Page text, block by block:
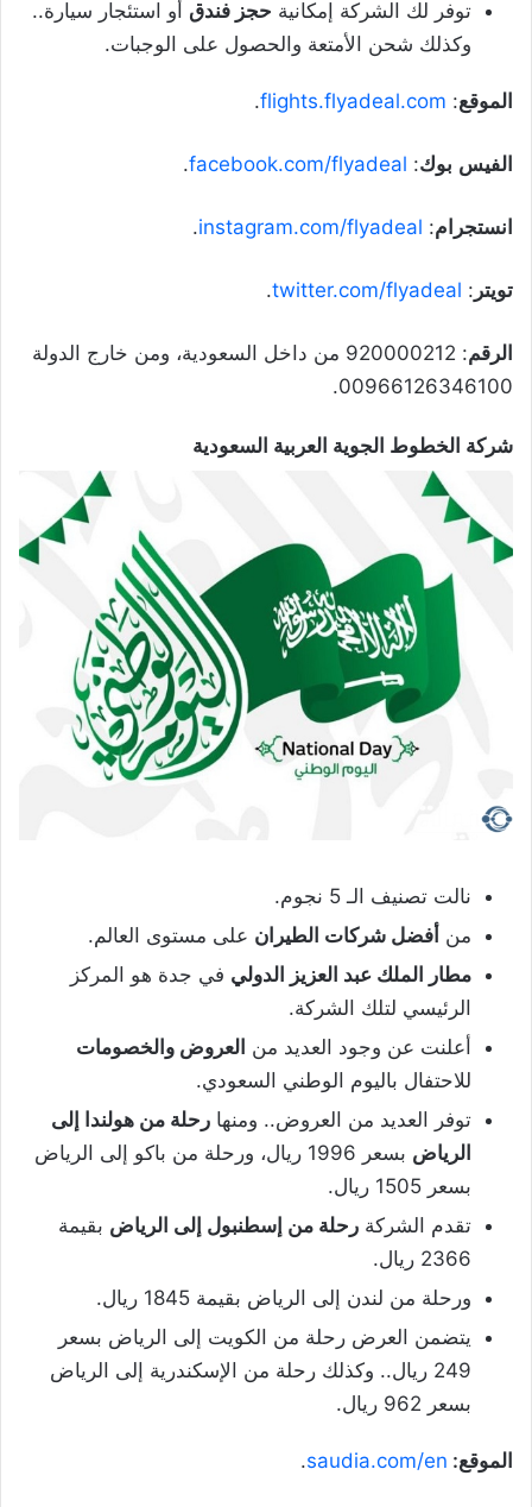
توفر لك الشركة إمكانية حجز فندق أو استئجار سيارة..
وكذلك شحن الأمتعة والحصول على الوجبات.
الموقع:
flights.flyadeal.com
.
الفيس بوك:
facebook.com/flyadeal
.
انستجرام:
instagram.com/flyadeal
.
تويتر :
twitter.com/flyadeal
.
الرقم
: 920000212 من داخل السعودية، ومن خارج الدولة
00966126346100.
شركة الخطوط الجوية العربية السعودية
نالت تصنيف الـ 5 نجوم.
من أفضل شركات الطيران على مستوى العالم.
مطار الملك عبد العزيز الدولي في جدة هو المركز
الرئيسي لتلك الشركة.
أعلنت عن وجود العديد من العروض والخصومات
للاحتفال باليوم الوطني السعودي.
توفر العديد من العروض.. ومنها رحلة من هولندا إلى
الرياض
بسعر 1996 ريال، ورحلة من باكو إلى الرياض
بسعر 1505 ريال.
تقدم الشركة رحلة من إسطنبول إلى الرياض بقيمة
2366 ريال.
ورحلة من لندن إلى الرياض بقيمة 1845 ريال.
يتضمن العرض رحلة من الكويت إلى الرياض بسعر
249 ريال.. وكذلك رحلة من الإسكندرية إلى الرياض
بسعر 962 ريال.
الموقع: saudia.com/en
.